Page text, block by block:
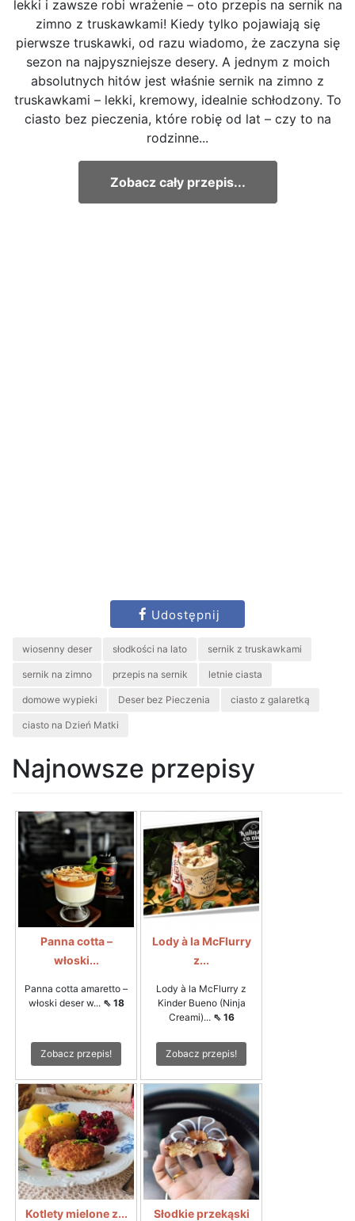
lekki i zawsze robi wrażenie – oto przepis na sernik na
zimno z truskawkami! Kiedy tylko pojawiają się
pierwsze truskawki, od razu wiadomo, że zaczyna się
sezon na najpyszniejsze desery. A jednym z moich
absolutnych hitów jest właśnie sernik na zimno z
truskawkami – lekki, kremowy, idealnie schłodzony. To
ciasto bez pieczenia, które robię od lat – czy to na
rodzinne...
Zobacz cały przepis...
Udostępnij
wiosenny deser słodkości na lato sernik z truskawkami
sernik na zimno przepis na sernik letnie ciasta
domowe wypieki Deser bez Pieczenia ciasto z galaretką
ciasto na Dzień Matki
Najnowsze przepisy
Panna cotta –
włoski...
Panna cotta amaretto –
włoski deser w... ⇖ 18
Zobacz przepis!
Lody à la McFlurry
z...
Lody à la McFlurry z
Kinder Bueno (Ninja
Creami)... ⇖ 16
Zobacz przepis!
Kotlety mielone z... Słodkie przekąski